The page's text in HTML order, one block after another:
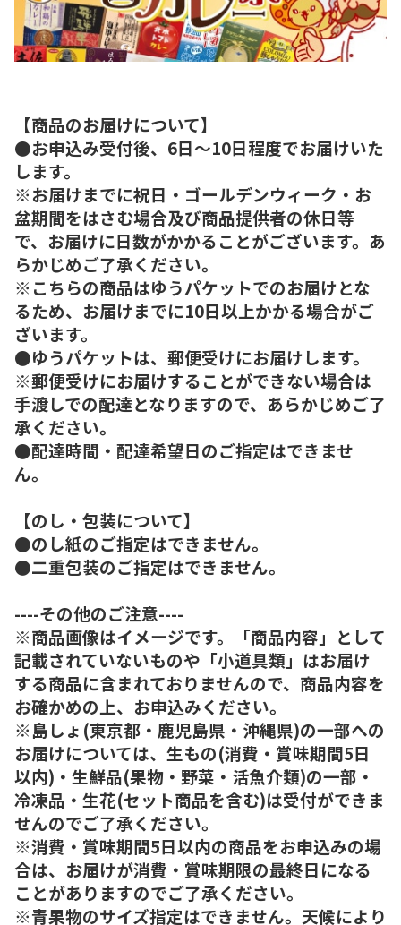
【商品のお届けについて】
●お申込み受付後、6日～10日程度でお届けいた
します。
※お届けまでに祝日・ゴールデンウィーク・お
盆期間をはさむ場合及び商品提供者の休日等
で、お届けに日数がかかることがございます。あ
らかじめご了承ください。
※こちらの商品はゆうパケットでのお届けとな
るため、お届けまでに10日以上かかる場合がご
ざいます。
●ゆうパケットは、郵便受けにお届けします。
※郵便受けにお届けすることができない場合は
手渡しでの配達となりますので、あらかじめご了
承ください。
●配達時間・配達希望日のご指定はできませ
ん。
【のし・包装について】
●のし紙のご指定はできません。
●二重包装のご指定はできません。
----その他のご注意----
※商品画像はイメージです。「商品内容」として
記載されていないものや「小道具類」はお届け
する商品に含まれておりませんので、商品内容を
お確かめの上、お申込みください。
※島しょ(東京都・鹿児島県・沖縄県)の一部への
お届けについては、生もの(消費・賞味期間5日
以内)・生鮮品(果物・野菜・活魚介類)の一部・
冷凍品・生花(セット商品を含む)は受付ができま
せんのでご了承ください。
※消費・賞味期間5日以内の商品をお申込みの場
合は、お届けが消費・賞味期限の最終日になる
ことがありますのでご了承ください。
※青果物のサイズ指定はできません。天候により